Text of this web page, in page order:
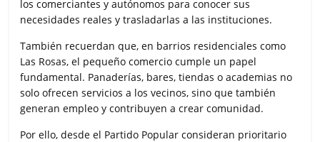
los comerciantes y autónomos para conocer sus
necesidades reales y trasladarlas a las instituciones.
También recuerdan que, en barrios residenciales como
Las Rosas, el pequeño comercio cumple un papel
fundamental. Panaderías, bares, tiendas o academias no
solo ofrecen servicios a los vecinos, sino que también
generan empleo y contribuyen a crear comunidad.
Por ello, desde el Partido Popular consideran prioritario